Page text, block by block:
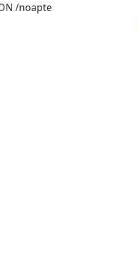
/noapte